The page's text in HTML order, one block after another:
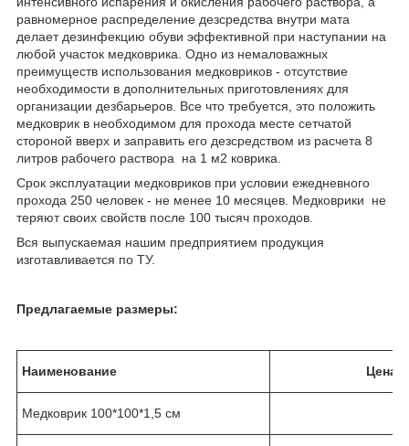
равномерное распределение дезсредства внутри мата
делает дезинфекцию обуви эффективной при наступании на
любой участок медковрика. Одно из немаловажных
преимуществ использования медковриков - отсутствие
необходимости в дополнительных приготовлениях для
организации дезбарьеров. Все что требуется, это положить
медковрик в необходимом для прохода месте сетчатой
стороной вверх и заправить его дезсредством из расчета 8
литров рабочего раствора на 1 м2 коврика.
Срок эксплуатации медковриков при условии ежедневного
прохода 250 человек - не менее 10 месяцев. Медковрики не
теряют своих свойств после 100 тысяч проходов.
Вся выпускаемая нашим предприятием продукция
изготавливается по ТУ.
Предлагаемые размеры:
Наименование Цена
Медковрик 100*100*1,5 см